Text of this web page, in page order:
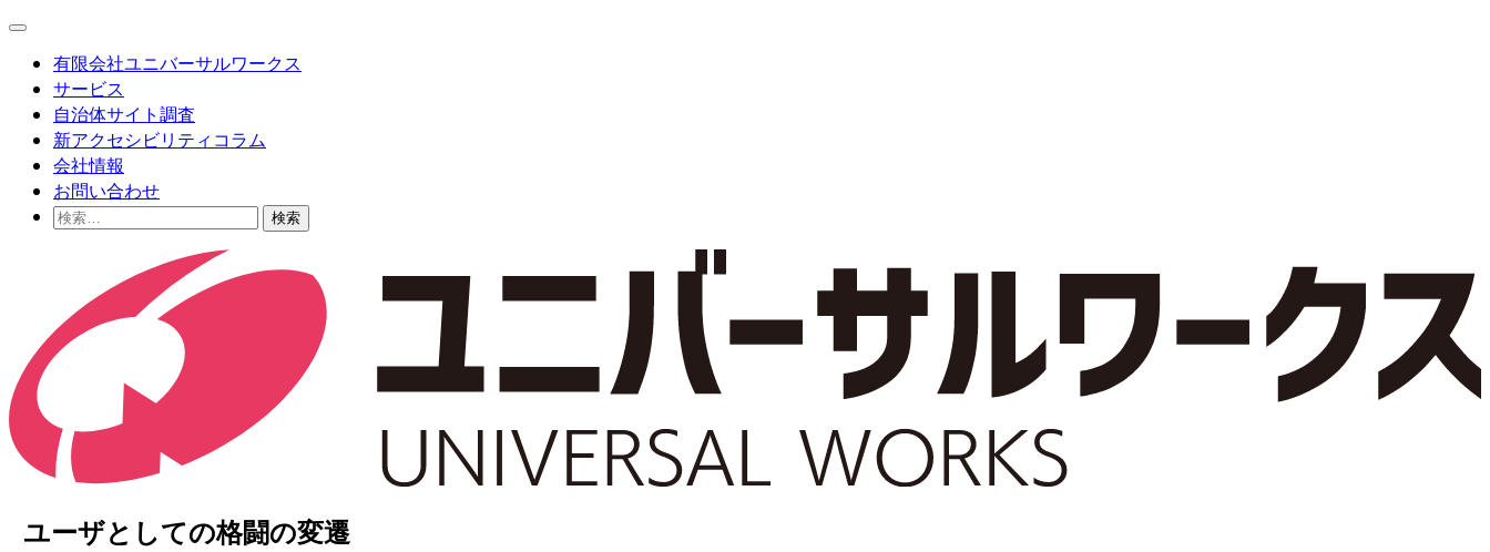
to
content
Main
有限会社ユニバーサルワークス
サービス
自治体サイト調査
新アクセシビリティコラム
会社情報
お問い合わせ
検
ユーザとしての格闘の変遷